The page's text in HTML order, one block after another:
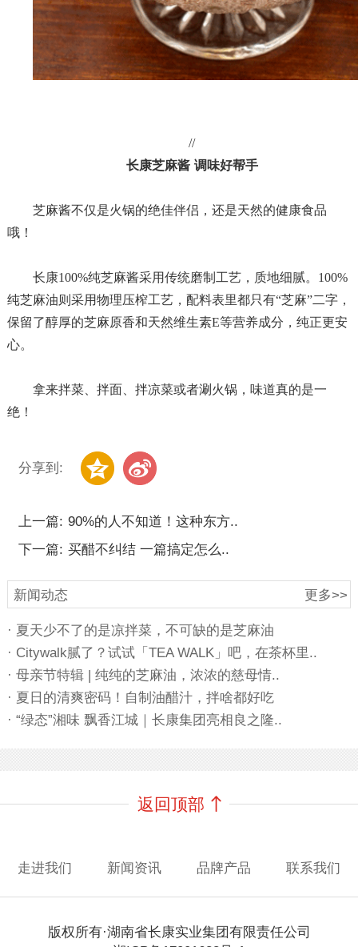
//
长康芝麻酱 调味好帮手
芝麻酱不仅是火锅的绝佳伴侣，还是天然的健康食品
哦！
长康100%纯芝麻酱采用传统磨制工艺，质地细腻。100%
纯芝麻油则采用物理压榨工艺，配料表里都只有“芝麻”二字，
保留了醇厚的芝麻原香和天然维生素E等营养成分，纯正更安
心。
拿来拌菜、拌面、拌凉菜或者涮火锅，味道真的是一
绝！
分享到:
上一篇: 90%的人不知道！这种东方..
下一篇: 买醋不纠结 一篇搞定怎么..
新闻动态 更多>>
· 夏天少不了的是凉拌菜，不可缺的是芝麻油
· Citywalk腻了？试试「TEA WALK」吧，在茶杯里..
· 母亲节特辑 | 纯纯的芝麻油，浓浓的慈母情..
· 夏日的清爽密码！自制油醋汁，拌啥都好吃
· “绿态”湘味 飘香江城｜长康集团亮相良之隆..
返回顶部
走进我们 新闻资讯 品牌产品 联系我们
版权所有·湖南省长康实业集团有限责任公司